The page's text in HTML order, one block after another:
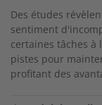
Des études
sentiment
certaines tâches
pistes pour
profitant des